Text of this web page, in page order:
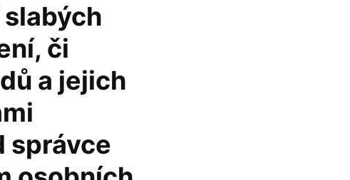
či
a jejich
správce